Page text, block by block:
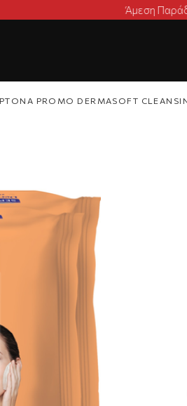
Δωρεάν Μεταφορικά για
PROMO DERMASOFT